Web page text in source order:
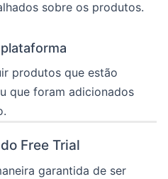
sobre os produtos.
produtos que estão
que foram adicionados
Free Trial
garantida de ser